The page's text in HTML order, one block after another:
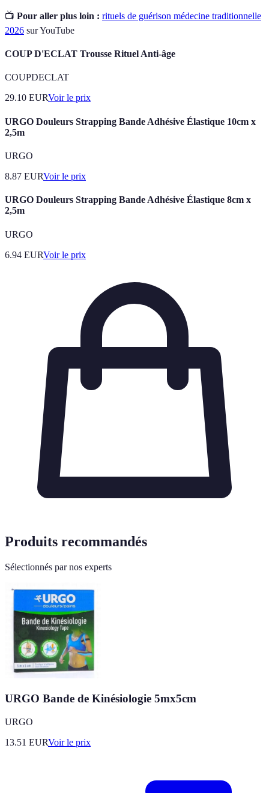
📺 Pour aller plus loin : rituels de guérison médecine traditionnelle
2026 sur YouTube
COUP D'ECLAT Trousse Rituel Anti-âge
COUPDECLAT
29.10 EURVoir le prix
URGO Douleurs Strapping Bande Adhésive Élastique 10cm x
2,5m
URGO
8.87 EURVoir le prix
URGO Douleurs Strapping Bande Adhésive Élastique 8cm x
2,5m
URGO
6.94 EURVoir le prix
Produits recommandés
Sélectionnés par nos experts
URGO Bande de Kinésiologie 5mx5cm
URGO
13.51 EURVoir le prix